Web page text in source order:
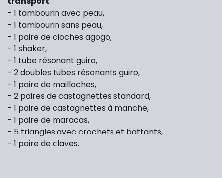
- 1 tambourin avec peau,
- 1 tambourin sans peau,
- 1 paire de cloches agogo,
- 1 shaker,
- 1 tube résonant guiro,
- 2 doubles tubes résonants guiro,
- 1 paire de mailloches,
- 2 paires de castagnettes standard,
- 1 paire de castagnettes à manche,
- 1 paire de maracas,
- 5 triangles avec crochets et battants,
- 1 paire de claves.